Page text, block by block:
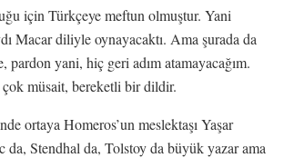
için Türkçeye meftun olmuştur. Yani
Macar diliyle oynayacaktı. Ama şurada da
yani, hiç geri adım atamayacağım.
müsait, bereketli bir dildir.
ortaya Homeros’un meslektaşı Yaşar
da, Stendhal da, Tolstoy da büyük yazar ama